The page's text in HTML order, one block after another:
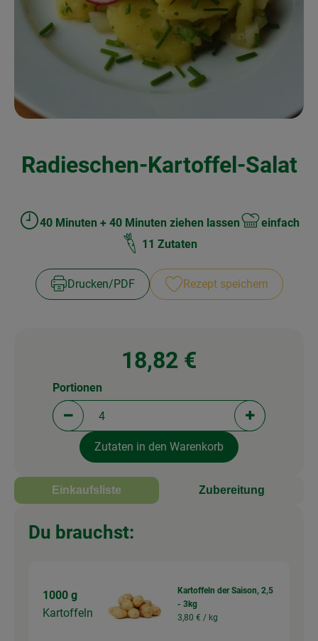
Kochen & Backen
Naturkost
Blog
Nützliches
Radieschen-Kartoffel-Salat
Zubreitungszeit:
40 Minuten + 40 Minuten ziehen lassen
Schwierigkeit:
einfach
11 Zutaten
Drucken​/​PDF Rezept speichern
18,82 €
Portionen verringern (aktuell 4 Portionen
Portionen
Portionen
Zutaten in den Warenkorb
Einkaufsliste Zubereitung
Du brauchst:
1000 g
Kartoffeln
Kartoffeln der Saison, 2,5
- 3kg
3,80 € / kg